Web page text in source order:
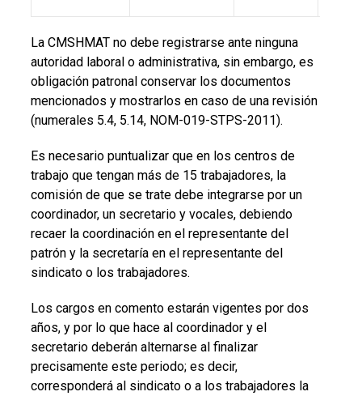
La CMSHMAT no debe registrarse ante ninguna
autoridad laboral o administrativa, sin embargo, es
obligación patronal conservar los documentos
mencionados y mostrarlos en caso de una revisión
(numerales 5.4, 5.14, NOM-019-STPS-2011).
Es necesario puntualizar que en los centros de
trabajo que tengan más de 15 trabajadores, la
comisión de que se trate debe integrarse por un
coordinador, un secretario y vocales, debiendo
recaer la coordinación en el representante del
patrón y la secretaría en el representante del
sindicato o los trabajadores.
Los cargos en comento estarán vigentes por dos
años, y por lo que hace al coordinador y el
secretario deberán alternarse al finalizar
precisamente este periodo; es decir,
corresponderá al sindicato o a los trabajadores la